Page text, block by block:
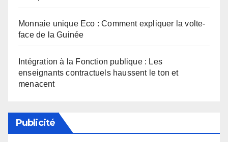
Monnaie unique Eco : Comment expliquer la volte-
face de la Guinée
Intégration à la Fonction publique : Les
enseignants contractuels haussent le ton et
menacent
Publicité